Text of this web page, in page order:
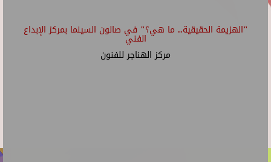
"الهزيمة الحقيقية.. ما هي؟" في صالون السينما بمركز الإبداع
الفني
مركز الهناجر للفنون